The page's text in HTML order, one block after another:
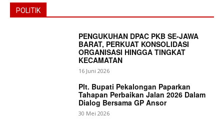
POLITIK
PENGUKUHAN DPAC PKB SE-JAWA
BARAT, PERKUAT KONSOLIDASI
ORGANISASI HINGGA TINGKAT
KECAMATAN
16 Juni 2026
Plt. Bupati Pekalongan Paparkan
Tahapan Perbaikan Jalan 2026 Dalam
Dialog Bersama GP Ansor
30 Mei 2026